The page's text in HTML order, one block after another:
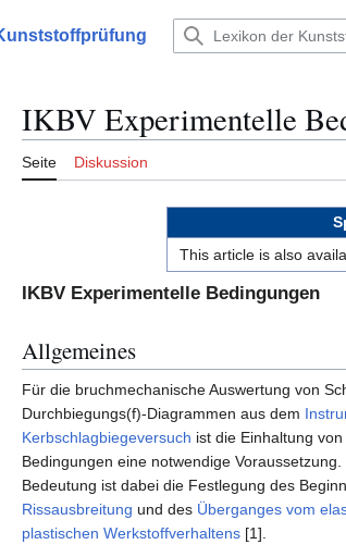
IKBV Experimentelle
Seite Diskussion
This article is also
IKBV Experimentelle Bedingungen
Allgemeines
Für die bruchmechanische Auswertung von
Durchbiegungs(f)-Diagrammen aus dem
Kerbschlagbiegeversuch ist die Einhaltung
Bedingungen eine notwendige
Bedeutung ist dabei die Festlegung des
Rissausbreitung und des Überganges vom
plastischen Werkstoffverhaltens [1].